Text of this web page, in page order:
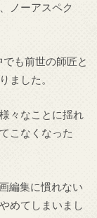
ノーアスペク
も前世の師匠と
ました。
々なことに揺れ
こなくなった
編集に慣れない
めてしまいまし